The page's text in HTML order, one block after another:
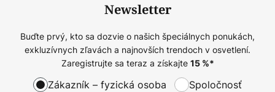
Newsletter
Buďte prvý, kto sa dozvie o našich špeciálnych ponukách,
exkluzívnych zľavách a najnovších trendoch v osvetlení.
Zaregistrujte sa teraz a získajte 15%*
Zákazník – fyzická osoba Spoločnosť